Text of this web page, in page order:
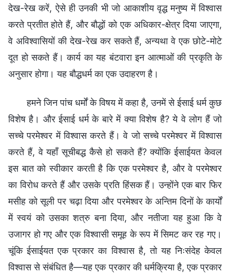
देख-रेख करें, ऐसे ही उनकी भी जो आकाशीय वृद्ध मनुष्य में विश्वास
करते प्रतीत होते हैं, और बौद्धों को एक अधिकार-क्षेत्र दिया जाएगा,
वे अविश्वासियों की देख-रेख कर सकते हैं, अन्यथा वे एक छोटे-मोटे
दूत हो सकते हैं। कार्य का यह बंटवारा इन आत्माओं की प्रकृति के
अनुसार होगा। यह बौद्धधर्म का एक उदाहरण है।
हमने जिन पांच धर्मों के विषय में कहा है, उनमें से ईसाई धर्म कुछ
विशेष है। और ईसाई धर्म के बारे में क्या विशेष है? ये वे लोग हैं जो
सच्चे परमेश्वर में विश्वास करते हैं। वे जो सच्चे परमेश्वर में विश्वास
करते हैं, वे यहाँ सूचीबद्ध कैसे हो सकते हैं? क्योंकि ईसाईयत केवल
इस बात को स्वीकार करती है कि एक परमेश्वर है, और वे परमेश्वर
का विरोध करते हैं और उसके प्रति हिंसक हैं। उन्होंने एक बार फिर
मसीह को सूली पर चढ़ा दिया और परमेश्वर के अन्तिम दिनों के कार्यों
में स्वयं को उसका शत्रु बना दिया, और नतीजा यह हुआ कि वे
उजागर हो गए और एक विश्वासी समूह के रूप में सिमट कर रह गए।
चूंकि ईसाईयत एक प्रकार का विश्वास है, तो यह निःसंदेह केवल
विश्वास से संबंधित है—यह एक प्रकार की धर्मक्रिया है, एक प्रकार